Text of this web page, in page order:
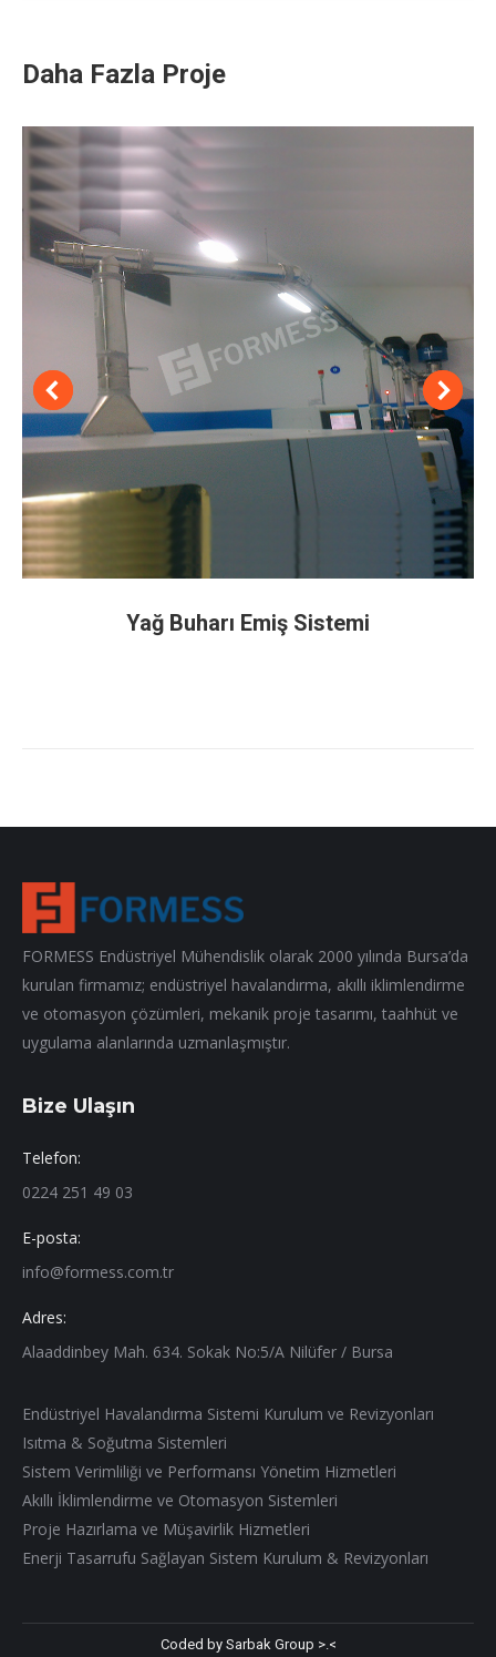
Daha Fazla Proje
Yağ Buharı Emiş Sistemi
FORMESS Endüstriyel Mühendislik olarak 2000 yılında Bursa’da
kurulan firmamız; endüstriyel havalandırma, akıllı iklimlendirme
ve otomasyon çözümleri, mekanik proje tasarımı, taahhüt ve
uygulama alanlarında uzmanlaşmıştır.
Bize Ulaşın
Telefon:
0224 251 49 03
E-posta:
info@formess.com.tr
Adres:
Alaaddinbey Mah. 634. Sokak No:5/A Nilüfer / Bursa
Endüstriyel Havalandırma Sistemi Kurulum ve Revizyonları
Isıtma & Soğutma Sistemleri
Sistem Verimliliği ve Performansı Yönetim Hizmetleri
Akıllı İklimlendirme ve Otomasyon Sistemleri
Proje Hazırlama ve Müşavirlik Hizmetleri
Enerji Tasarrufu Sağlayan Sistem Kurulum & Revizyonları
Coded by Sarbak Group >.<